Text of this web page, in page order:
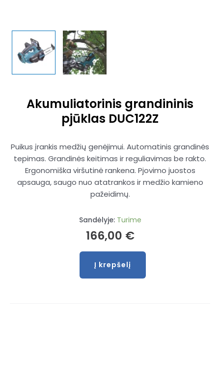
Akumuliatorinis grandininis
pjūklas DUC122Z
Puikus įrankis medžių genėjimui. Automatinis grandinės
tepimas. Grandinės keitimas ir reguliavimas be rakto.
Ergonomiška viršutinė rankena. Pjovimo juostos
apsauga, saugo nuo atatrankos ir medžio kamieno
pažeidimų.
Sandėlyje: Turime
166,00 €
produkto
kiekis:
Į krepšelį